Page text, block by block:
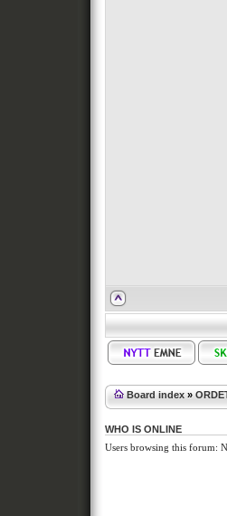
Board index »
WHO IS ONLINE
Users browsing this forum: